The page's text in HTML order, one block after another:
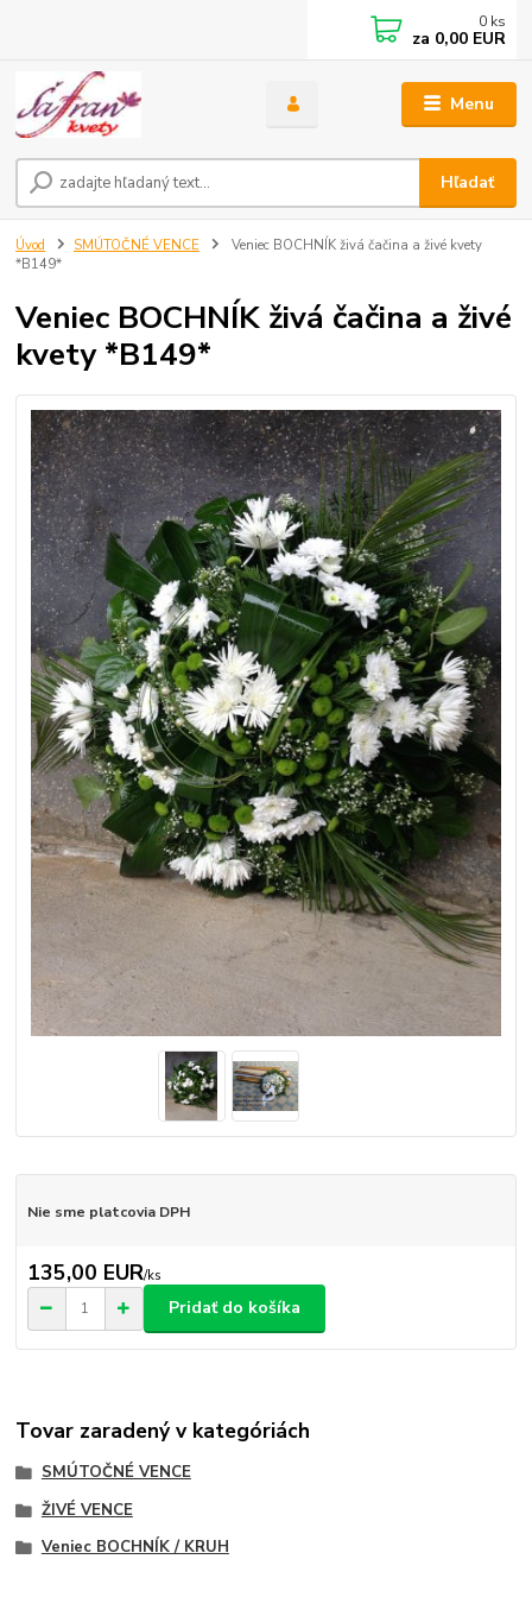
Menu
Hľadať
0 ks
za 0,00 EUR
Úvod SMÚTOČNÉ VENCE
Veniec BOCHNÍK živá čačina a živé kvety
*B149*
Veniec BOCHNÍK živá čačina a živé
kvety *B149*
Nie sme platcovia DPH
135,00 EUR/ks
Pridať do košíka
Tovar zaradený v kategóriách
SMÚTOČNÉ VENCE
ŽIVÉ VENCE
Veniec BOCHNÍK / KRUH